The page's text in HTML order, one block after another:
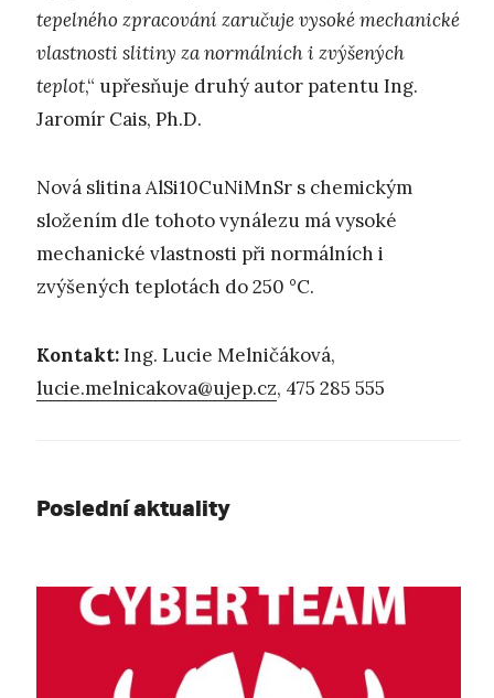
tepelného zpracování zaručuje vysoké mechanické
vlastnosti slitiny za normálních i zvýšených
teplot,“ upřesňuje druhý autor patentu Ing.
Jaromír Cais, Ph.D.
Nová slitina AlSi10CuNiMnSr s chemickým
složením dle tohoto vynálezu má vysoké
mechanické vlastnosti při normálních i
zvýšených teplotách do 250 °C.
Kontakt:Ing. Lucie Melničáková,
lucie.melnicakova@ujep.cz, 475 285 555
Poslední aktuality